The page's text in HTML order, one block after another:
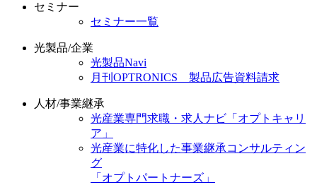
セミナー
セミナー一覧
光製品/企業
光製品Navi
月刊OPTRONICS 製品広告資料請求
人材/事業継承
光産業専門求職・求人ナビ「オプトキャリ
ア」
光産業に特化した事業継承コンサルティン
グ
「オプトパートナーズ」